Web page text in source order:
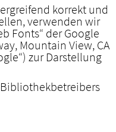
korrekt und
verwenden wir
Fonts“ der Google
Mountain View, CA
zur Darstellung